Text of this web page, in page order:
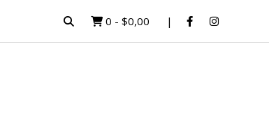
0 - $0,00